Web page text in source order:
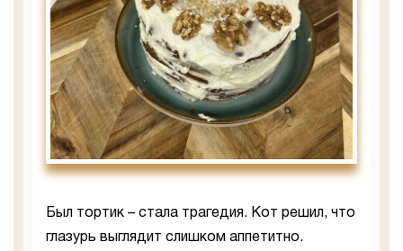
Был тортик – стала трагедия. Кот решил, что
глазурь выглядит слишком аппетитно.